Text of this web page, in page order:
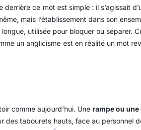
derrière ce mot est simple : il s’agissait
mais l’établissement dans son
utilisée pour bloquer ou séparer.
un anglicisme est en réalité un mot
comme aujourd’hui. Une rampe ou une
des tabourets hauts, face au personnel